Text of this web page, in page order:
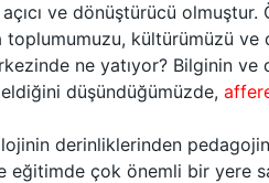
ve dönüştürücü
toplumumuzu, kültürümüzü ve
ne yatıyor? Bilginin ve
düşündüğümüzde,
derinliklerinden
eğitimde çok önemli bir yere